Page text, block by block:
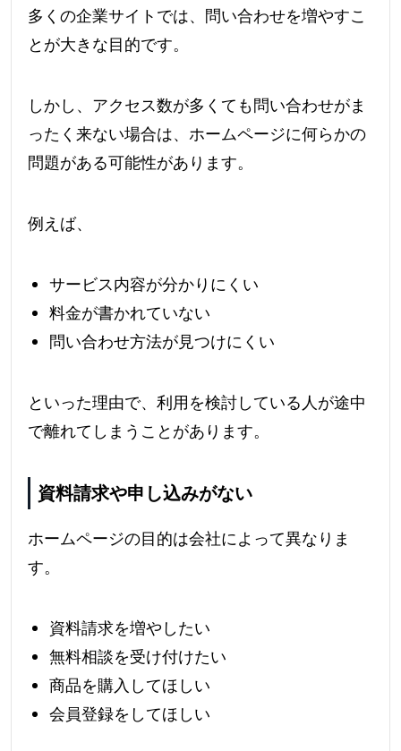
多くの企業サイトでは、問い合わせを増やすこ
とが大きな目的です。
しかし、アクセス数が多くても問い合わせがま
ったく来ない場合は、ホームページに何らかの
問題がある可能性があります。
例えば、
サービス内容が分かりにくい
料金が書かれていない
問い合わせ方法が見つけにくい
といった理由で、利用を検討している人が途中
で離れてしまうことがあります。
資料請求や申し込みがない
ホームページの目的は会社によって異なりま
す。
資料請求を増やしたい
無料相談を受け付けたい
商品を購入してほしい
会員登録をしてほしい